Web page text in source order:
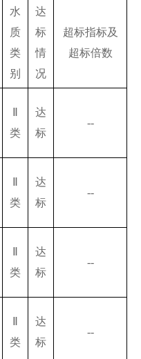
水
质
类
别
达
标
情
况
超标指标及
超标倍数
类
达
标
--
类
达
标
--
类
达
标
--
类
达
标
--